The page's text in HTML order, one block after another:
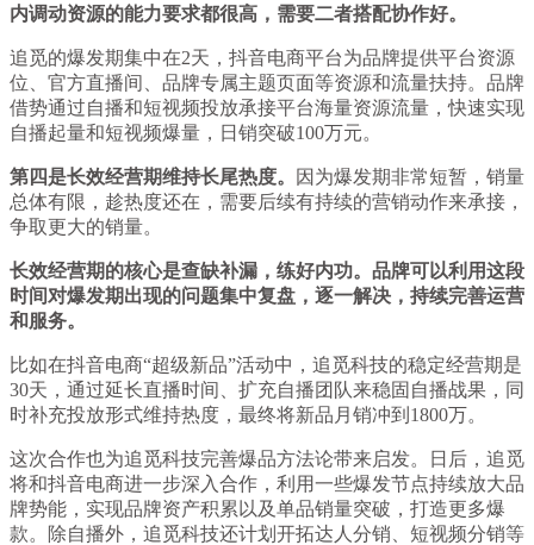
内调动资源的能力要求都很高，需要二者搭配协作好。
追觅的爆发期集中在2天，抖音电商平台为品牌提供平台资源
位、官方直播间、品牌专属主题页面等资源和流量扶持。品牌
借势通过自播和短视频投放承接平台海量资源流量，快速实现
自播起量和短视频爆量，日销突破100万元。
第四是长效经营期维持长尾热度。
因为爆发期非常短暂，销量
总体有限，趁热度还在，需要后续有持续的营销动作来承接，
争取更大的销量。
长效经营期的核心是查缺补漏，练好内功。品牌可以利用这段
时间对爆发期出现的问题集中复盘，逐一解决，持续完善运营
和服务。
比如在抖音电商“超级新品”活动中，追觅科技的稳定经营期是
30天，通过延长直播时间、扩充自播团队来稳固自播战果，同
时补充投放形式维持热度，最终将新品月销冲到1800万。
这次合作也为追觅科技完善爆品方法论带来启发。日后，追觅
将和抖音电商进一步深入合作，利用一些爆发节点持续放大品
牌势能，实现品牌资产积累以及单品销量突破，打造更多爆
款。除自播外，追觅科技还计划开拓达人分销、短视频分销等